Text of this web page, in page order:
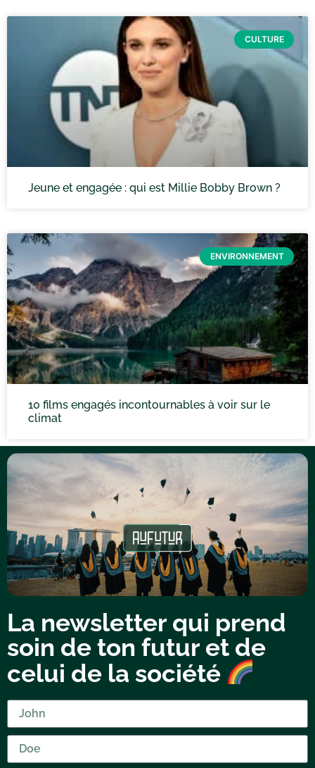
CULTURE
Jeune et engagée : qui est Millie Bobby Brown ?
ENVIRONNEMENT
10 films engagés incontournables à voir sur le
climat
La newsletter qui prend
soin de ton futur et de
celui de la société